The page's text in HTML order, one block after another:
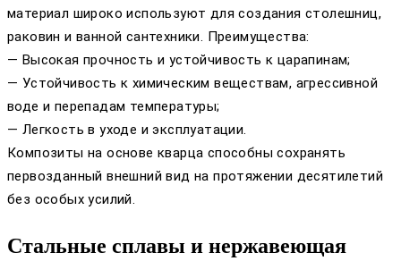
материал широко используют для создания столешниц,
раковин и ванной сантехники. Преимущества:
— Высокая прочность и устойчивость к царапинам;
— Устойчивость к химическим веществам, агрессивной
воде и перепадам температуры;
— Легкость в уходе и эксплуатации.
Композиты на основе кварца способны сохранять
первозданный внешний вид на протяжении десятилетий
без особых усилий.
Стальные сплавы и нержавеющая